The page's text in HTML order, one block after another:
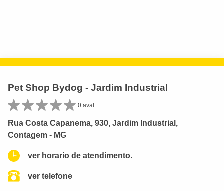
Pet Shop Bydog - Jardim Industrial
0 aval.
Rua Costa Capanema, 930, Jardim Industrial,
Contagem - MG
ver horario de atendimento.
ver telefone